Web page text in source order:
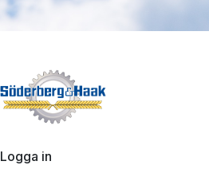
Logga in